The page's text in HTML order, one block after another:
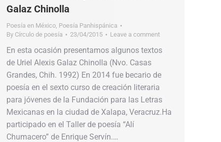
Galaz Chinolla
Poesía en México Poesía Panhispánica
By Círculo de poesía 23/04/2015 Leave a comment
En esta ocasión presentamos algunos textos
de Uriel Alexis Galaz Chinolla (Nvo. Casas
Grandes, Chih. 1992) En 2014 fue becario de
poesía en el sexto curso de creación literaria
para jóvenes de la Fundación para las Letras
Mexicanas en la ciudad de Xalapa, Veracruz.Ha
participado en el Taller de poesía “Alí
Chumacero” de Enrique Servín.…